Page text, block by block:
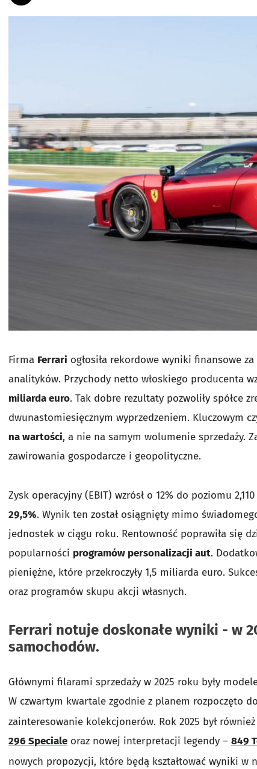
Firma Ferrari ogłosiła rekordowe wyniki finansowe
analityków. Przychody netto włoskiego producenta
miliarda euro. Tak dobre rezultaty pozwoliły spółce
dwunastomiesięcznym wyprzedzeniem. Kluczowym
na wartości, a nie na samym wolumenie sprzedaży.
zawirowania gospodarcze i geopolityczne.
Zysk operacyjny (EBIT) wzrósł o 12% do poziomu
29,5%. Wynik ten został osiągnięty mimo
jednostek w ciągu roku. Rentowność poprawiła się
popularności programów personalizacji aut.
pieniężne, które przekroczyły 1,5 miliarda euro.
oraz programów skupu akcji własnych.
Ferrari notuje doskonałe wyniki - w
samochodów.
Głównymi filarami sprzedaży w 2025 roku były
W czwartym kwartale zgodnie z planem rozpoczęto
zainteresowanie kolekcjonerów. Rok 2025 był
296 Speciale oraz nowej interpretacji legendy – 849
nowych propozycji, które będą kształtować wyniki